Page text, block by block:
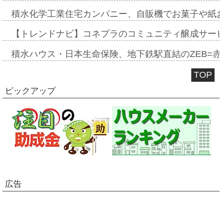
積水化学工業住宅カンパニー、自販機でお菓子や
【トレンドナビ】コネプラのコミュニティ醸成サ
積水ハウス・日本生命保険、地下鉄駅直結のZEB=
TOP
ピックアップ
広告